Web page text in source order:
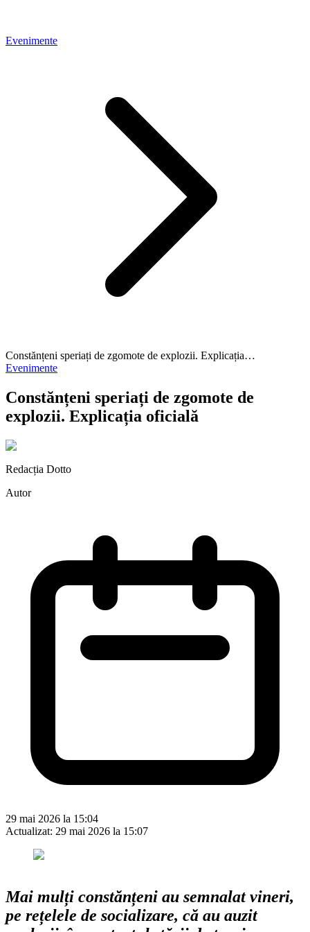
Evenimente
Constănțeni speriați de zgomote de explozii. Explicația…
Evenimente
Constănțeni speriați de zgomote de
explozii. Explicația oficială
Redacția Dotto
Autor
29 mai 2026 la 15:04
Actualizat: 29 mai 2026 la 15:07
Mai mulți constănțeni au semnalat vineri,
pe rețelele de socializare, că au auzit